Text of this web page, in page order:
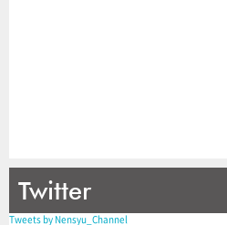
Twitter
Tweets by Nensyu_Channel